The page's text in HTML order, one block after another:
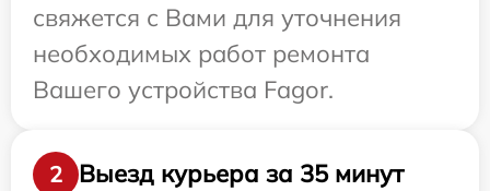
свяжется с Вами для уточнения
необходимых работ ремонта
Вашего устройства Fagor.
2
Выезд курьера за 35 минут